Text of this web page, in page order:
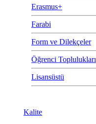
Erasmus+
Farabi
Form ve Dilekçeler
Öğrenci Toplulukları
Lisansüstü
Kalite